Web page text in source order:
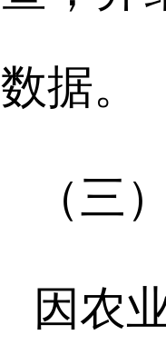
数据。
（三
因农